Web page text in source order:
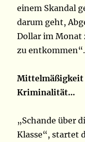
einem Skandal
darum geht,
Dollar im Monat
zu entkommen“.
Mittelmäßigkeit
Kriminalität…
„Schande über
Klasse“, startet